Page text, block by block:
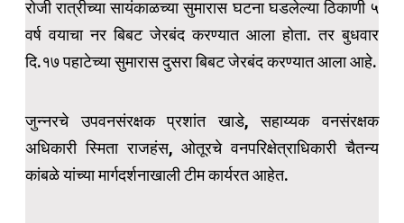
रोजी रात्रीच्या सायंकाळच्या सुमारास घटना घडलेल्या ठिकाणी ५
वर्ष वयाचा नर बिबट जेरबंद करण्यात आला होता. तर बुधवार
दि.१७ पहाटेच्या सुमारास दुसरा बिबट जेरबंद करण्यात आला आहे.
जुन्नरचे उपवनसंरक्षक प्रशांत खाडे, सहाय्यक वनसंरक्षक
अधिकारी स्मिता राजहंस, ओतूरचे वनपरिक्षेत्राधिकारी चैतन्य
कांबळे यांच्या मार्गदर्शनाखाली टीम कार्यरत आहेत.